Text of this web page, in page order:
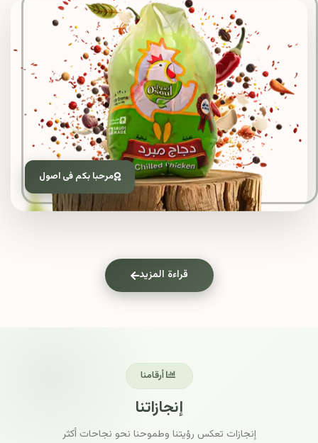
مرحبا بكم فى اصول
قراءة المزيد
أرقامنا
إنجازاتنا
إنجازات تعكس رؤيتنا وطموحنا نحو نجاحات أكثر